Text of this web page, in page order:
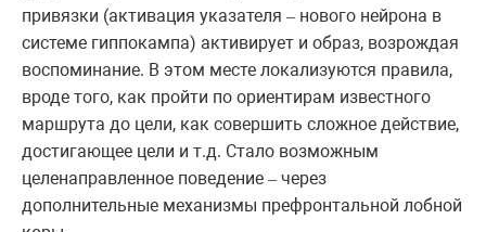
привязки (активация указателя – нового нейрона в
системе гиппокампа) активирует и образ, возрождая
воспоминание. В этом месте локализуются правила,
вроде того, как пройти по ориентирам известного
маршрута до цели, как совершить сложное действие,
достигающее цели и т.д. Стало возможным
целенаправленное поведение – через
дополнительные механизмы префронтальной лобной